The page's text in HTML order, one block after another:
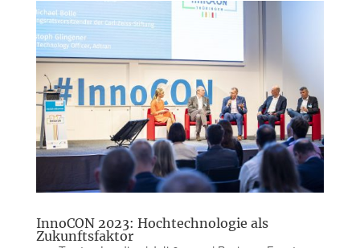
InnoCON 2023: Hochtechnologie als
Zukunftsfaktor